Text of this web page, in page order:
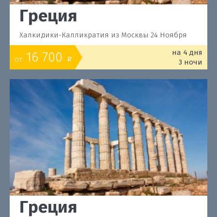
Греция
Халкидики-Калликратия из Москвы 24 Ноября
от 16 700 o
на 4 дня
3 ночи
Греция